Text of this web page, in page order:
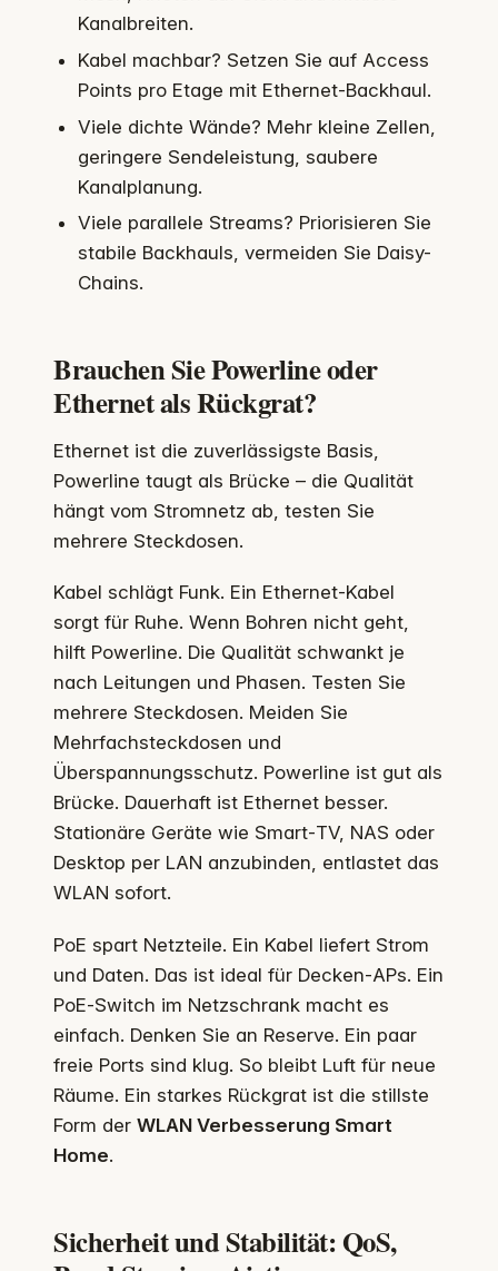
Kanalbreiten.
Kabel machbar? Setzen Sie auf Access
Points pro Etage mit Ethernet‑Backhaul.
Viele dichte Wände? Mehr kleine Zellen,
geringere Sendeleistung, saubere
Kanalplanung.
Viele parallele Streams? Priorisieren Sie
stabile Backhauls, vermeiden Sie Daisy-
Chains.
Brauchen Sie Powerline oder
Ethernet als Rückgrat?
Ethernet ist die zuverlässigste Basis,
Powerline taugt als Brücke – die Qualität
hängt vom Stromnetz ab, testen Sie
mehrere Steckdosen.
Kabel schlägt Funk. Ein Ethernet‑Kabel
sorgt für Ruhe. Wenn Bohren nicht geht,
hilft Powerline. Die Qualität schwankt je
nach Leitungen und Phasen. Testen Sie
mehrere Steckdosen. Meiden Sie
Mehrfachsteckdosen und
Überspannungsschutz. Powerline ist gut als
Brücke. Dauerhaft ist Ethernet besser.
Stationäre Geräte wie Smart‑TV, NAS oder
Desktop per LAN anzubinden, entlastet das
WLAN sofort.
PoE spart Netzteile. Ein Kabel liefert Strom
und Daten. Das ist ideal für Decken‑APs. Ein
PoE‑Switch im Netzschrank macht es
einfach. Denken Sie an Reserve. Ein paar
freie Ports sind klug. So bleibt Luft für neue
Räume. Ein starkes Rückgrat ist die stillste
Form der WLAN Verbesserung Smart
Home.
Sicherheit und Stabilität: QoS,